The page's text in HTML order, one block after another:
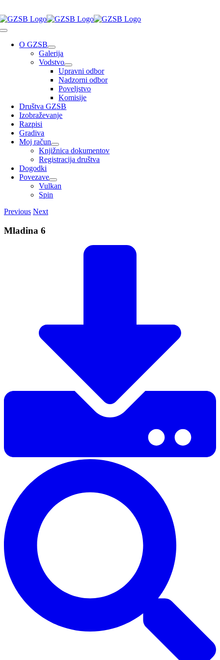
Skip
to
Toggle
NavigationO GZSB
Galerija
Vodstvo
Upravni odbor
Nadzorni odbor
Poveljstvo
Komisije
Društva GZSB
Izobraževanje
Razpisi
Gradiva
Moj račun
Knjižnica dokumentov
Registracija društva
Dogodki
Povezave
Vulkan
Spin
Previous Next
Mladina 6